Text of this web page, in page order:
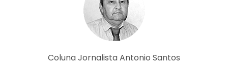
Coluna Jornalista Antonio Santos